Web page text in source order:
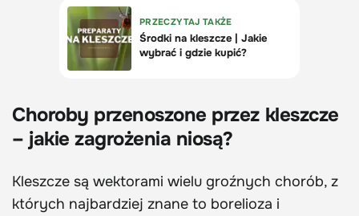
Choroby przenoszone przez kleszcze
– jakie zagrożenia niosą?
Kleszcze są wektorami wielu groźnych chorób, z
których najbardziej znane to borelioza i